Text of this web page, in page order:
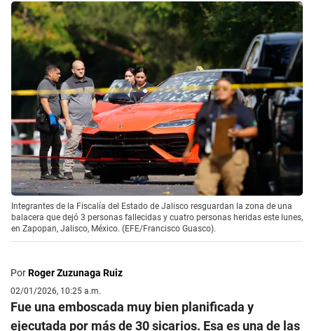
Integrantes de la Fiscalía del Estado de Jalisco resguardan la zona de una
balacera que dejó 3 personas fallecidas y cuatro personas heridas este lunes,
en Zapopan, Jalisco, México. (EFE/Francisco Guasco).
PorRoger Zuzunaga Ruiz
02/01/2026, 10:25 a.m.
Fue una emboscada muy bien planificada y
ejecutada por más de 30 sicarios. Esa es una de las